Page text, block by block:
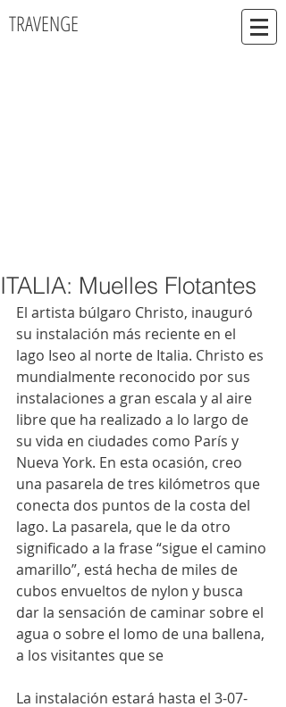
TRAVENGE
ITALIA: Muelles Flotantes
El artista búlgaro Christo, inauguró
su instalación más reciente en el
lago Iseo al norte de Italia. Christo es
mundialmente reconocido por sus
instalaciones a gran escala y al aire
libre que ha realizado a lo largo de
su vida en ciudades como París y
Nueva York. En esta ocasión, creo
una pasarela de tres kilómetros que
conecta dos puntos de la costa del
lago. La pasarela, que le da otro
significado a la frase “sigue el camino
amarillo”, está hecha de miles de
cubos envueltos de nylon y busca
dar la sensación de caminar sobre el
agua o sobre el lomo de una ballena,
a los visitantes que se
La instalación estará hasta el 3-07-